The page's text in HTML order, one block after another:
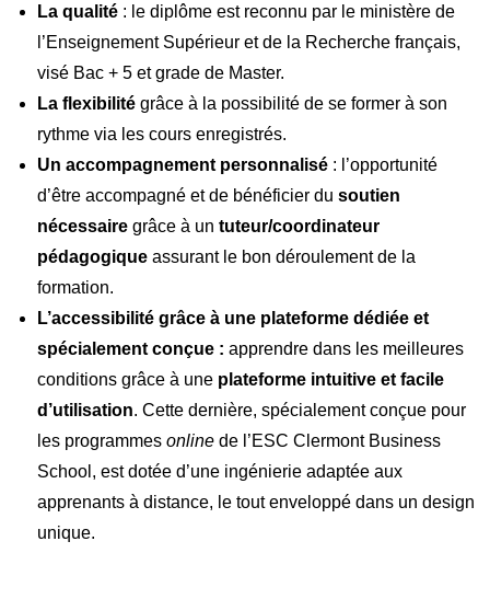
La qualité : le diplôme est reconnu par le ministère de
l’Enseignement Supérieur et de la Recherche français,
visé Bac + 5 et grade de Master.
La flexibilité grâce à la possibilité de se former à son
rythme via les cours enregistrés.
Un accompagnement personnalisé : l’opportunité
d’être accompagné et de bénéficier du soutien
nécessaire grâce à un tuteur/coordinateur
pédagogique assurant le bon déroulement de la
formation.
L’accessibilité grâce à une plateforme dédiée et
spécialement conçue : apprendre dans les meilleures
conditions grâce à une plateforme intuitive et facile
d’utilisation. Cette dernière, spécialement conçue pour
les programmes online de l’ESC Clermont Business
School, est dotée d’une ingénierie adaptée aux
apprenants à distance, le tout enveloppé dans un design
unique.